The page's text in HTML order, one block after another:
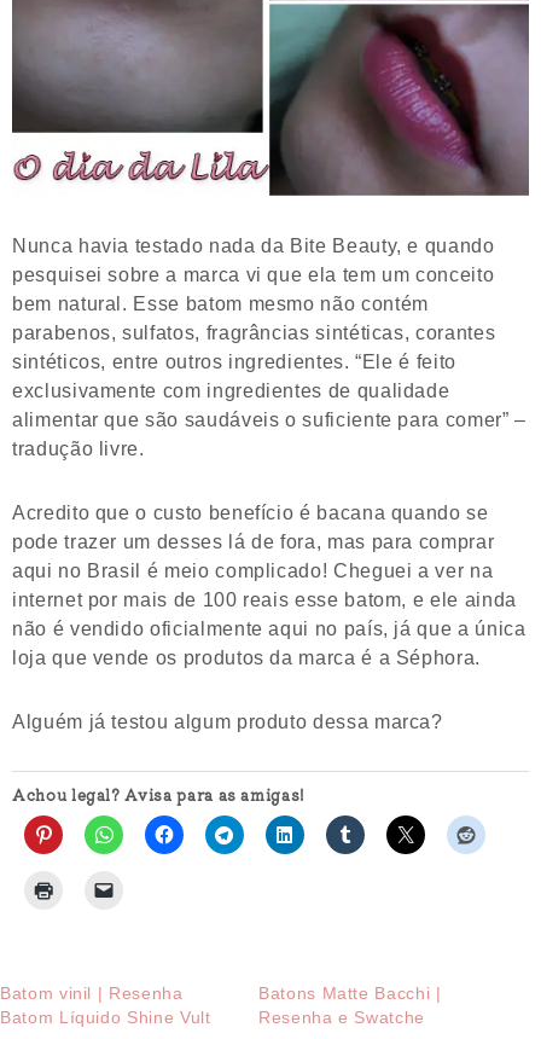
Nunca havia testado nada da Bite Beauty, e quando
pesquisei sobre a marca vi que ela tem um conceito
bem natural. Esse batom mesmo não contém
parabenos, sulfatos, fragrâncias sintéticas, corantes
sintéticos, entre outros ingredientes. “Ele é feito
exclusivamente com ingredientes de qualidade
alimentar que são saudáveis o suficiente para comer” –
tradução livre.
Acredito que o custo benefício é bacana quando se
pode trazer um desses lá de fora, mas para comprar
aqui no Brasil é meio complicado! Cheguei a ver na
internet por mais de 100 reais esse batom, e ele ainda
não é vendido oficialmente aqui no país, já que a única
loja que vende os produtos da marca é a Séphora.
Alguém já testou algum produto dessa marca?
Achou legal? Avisa para as amigas!
Batom vinil | Resenha
Batom Líquido Shine Vult
Batons Matte Bacchi |
Resenha e Swatche